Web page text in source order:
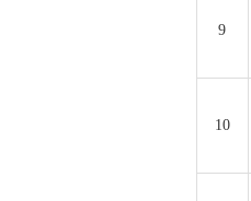
9
10